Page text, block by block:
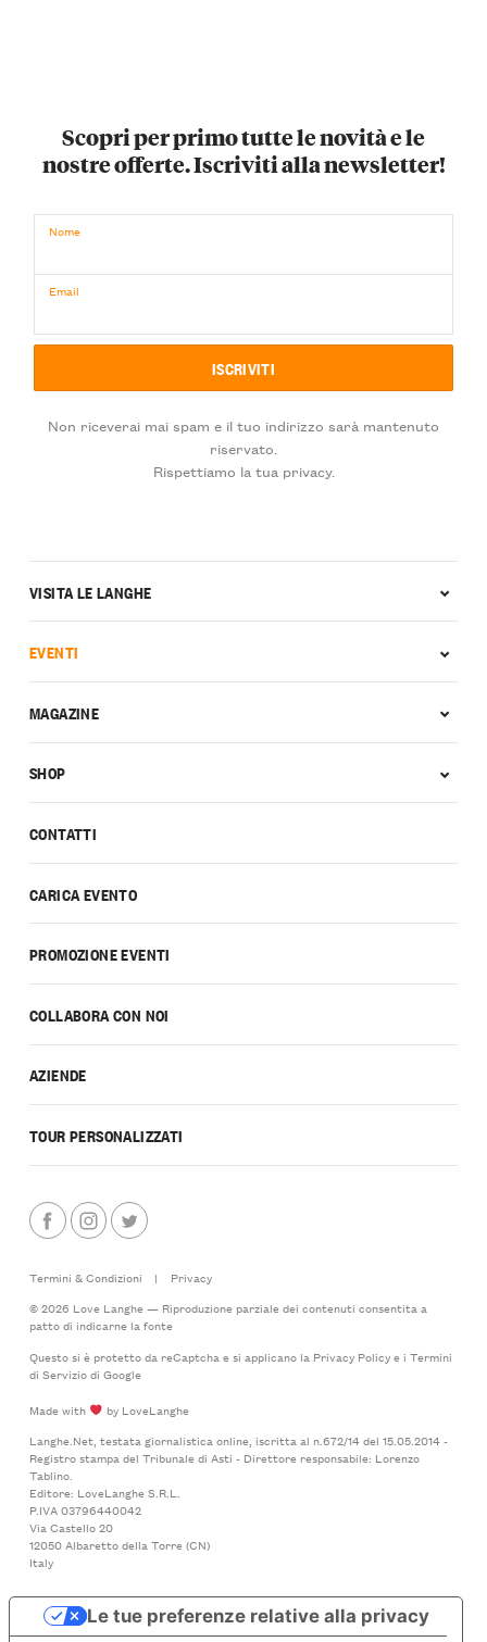
Scopri per primo tutte le novità e le
nostre offerte. Iscriviti alla newsletter!
Nome
Email
Non riceverai mai spam e il tuo indirizzo sarà mantenuto
riservato.
Rispettiamo la tua privacy.
CONTATTI
CARICA EVENTO
PROMOZIONE EVENTI
COLLABORA CON NOI
AZIENDE
TOUR PERSONALIZZATI
VISITA LE LANGHE
EVENTI
MAGAZINE
SHOP
Termini & Condizioni |
Privacy
© 2026 Love Langhe — Riproduzione parziale dei contenuti consentita a
patto di indicarne la fonte
Questo si è protetto da reCaptcha e si applicano la Privacy Policye i Termini
di Serviziodi Google
Made with
by LoveLanghe
Langhe.Net, testata giornalistica online, iscritta al n.672/14 del 15.05.2014 -
Registro stampa del Tribunale di Asti - Direttore responsabile: Lorenzo
Tablino.
Editore: LoveLanghe S.R.L.
P.IVA 03796440042
Via Castello 20
12050 Albaretto della Torre (CN)
Italy
Le tue preferenze relative alla privacy